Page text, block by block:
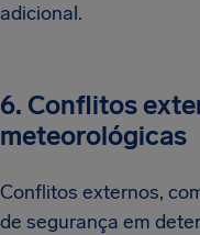
adicional.
6. Conflitos
meteorológicas
Conflitos externos,
de segurança em